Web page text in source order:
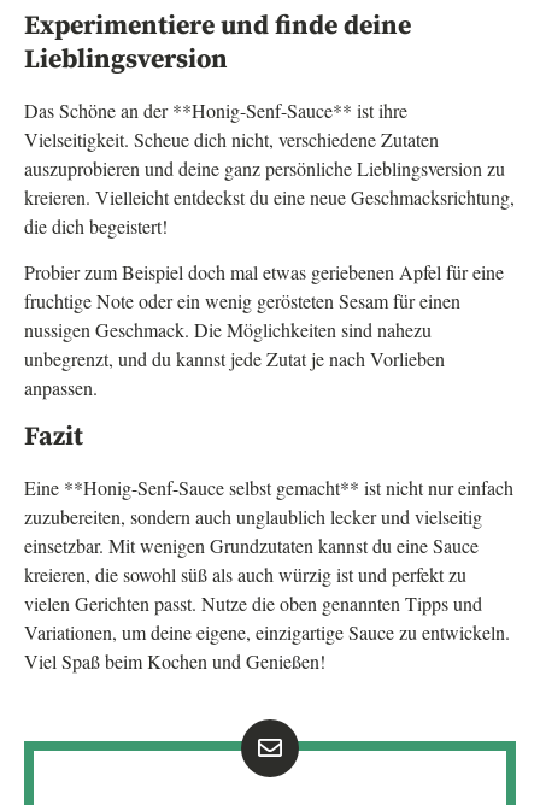
Experimentiere und finde deine
Lieblingsversion
Das Schöne an der **Honig-Senf-Sauce** ist ihre
Vielseitigkeit. Scheue dich nicht, verschiedene Zutaten
auszuprobieren und deine ganz persönliche Lieblingsversion zu
kreieren. Vielleicht entdeckst du eine neue Geschmacksrichtung,
die dich begeistert!
Probier zum Beispiel doch mal etwas geriebenen Apfel für eine
fruchtige Note oder ein wenig gerösteten Sesam für einen
nussigen Geschmack. Die Möglichkeiten sind nahezu
unbegrenzt, und du kannst jede Zutat je nach Vorlieben
anpassen.
Fazit
Eine **Honig-Senf-Sauce selbst gemacht** ist nicht nur einfach
zuzubereiten, sondern auch unglaublich lecker und vielseitig
einsetzbar. Mit wenigen Grundzutaten kannst du eine Sauce
kreieren, die sowohl süß als auch würzig ist und perfekt zu
vielen Gerichten passt. Nutze die oben genannten Tipps und
Variationen, um deine eigene, einzigartige Sauce zu entwickeln.
Viel Spaß beim Kochen und Genießen!